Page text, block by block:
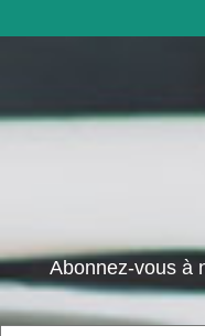
Abonnez-vous à